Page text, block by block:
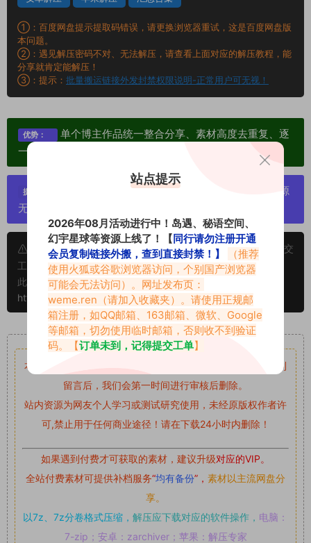
①：百度网盘提示提取码错误，请更换浏览器重试，这是百度网盘版
本问题。
②：遇见解压密码不对、无法解压，请查看上面对应的解压教程，能
分享就肯定能解压！
③：提示： 批量搬运链接外发封禁权限说明-正常用户可无视！
优势：
单个博主作品统一整合分享、素材高度去重复、逐
一归档方便收藏！
提示：
严禁搬运资源链接，一经发现封号处理，素材资源
无露点、需求请绕道，关闭本站网页！
申明：本文资源均来源网友分享，若侵犯了您的权限可以提交
工单处理。
此外本文章皆属于原创文章，转载请注明出处！原文链接：
https://vmiba.top/11270.html
重要声明
本站资源均来自网络分享，如有侵犯你的权益请私信留言
收到
留言后，我们会第一时间进行审核后删除。
站内资源为网友个人学习或测试研究使用，未经原版权作者许
可,禁止用于任何商业途径！请在下载24小时内删除！
如果遇到付费才可获取的素材，建议升级对应的VIP。
全站付费素材可提供补档服务“均有备份”， 素材以主流网盘分
享。
以7z、7z分卷格式压缩， 解压应下载对应的软件操作， 电脑：
7-zip；安卓：zarchiver；苹果：解压专家
站点提示
2026年08月活动进行中！岛遇、秘语空间、
幻宇星球等资源上线了！【同行请勿注册开通
会员复制链接外搬，查到直接封禁！】
（推荐
使用火狐或谷歌浏览器访问，个别国产浏览器
可能会无法访问）。网址发布页：
weme.ren （请加入收藏夹）。请使用正规邮
箱注册，如QQ邮箱、163邮箱、微软、Google
等邮箱，切勿使用临时邮箱，否则收不到验证
码。【订单未到，记得提交工单】